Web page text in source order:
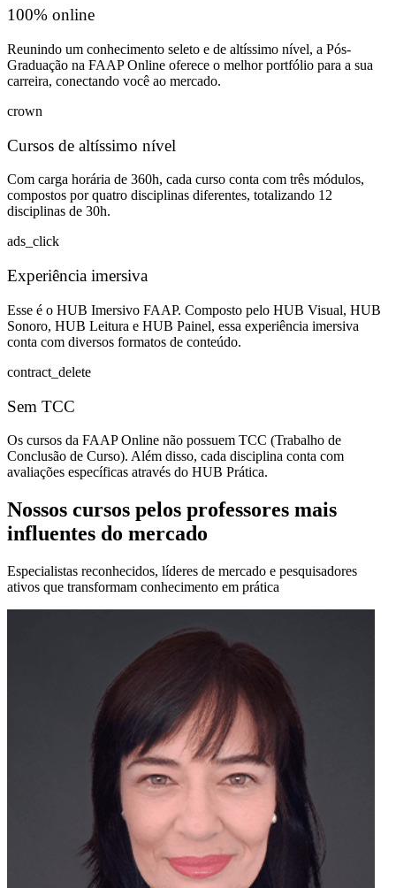
100% online
Reunindo um conhecimento seleto e de altíssimo nível, a Pós-
Graduação na FAAP Online oferece o melhor portfólio para a sua
carreira, conectando você ao mercado.
crown
Cursos de altíssimo nível
Com carga horária de 360h, cada curso conta com três módulos,
compostos por quatro disciplinas diferentes, totalizando 12
disciplinas de 30h.
ads_click
Experiência imersiva
Esse é o HUB Imersivo FAAP. Composto pelo HUB Visual, HUB
Sonoro, HUB Leitura e HUB Painel, essa experiência imersiva
conta com diversos formatos de conteúdo.
contract_delete
Sem TCC
Os cursos da FAAP Online não possuem TCC (Trabalho de
Conclusão de Curso). Além disso, cada disciplina conta com
avaliações específicas através do HUB Prática.
Nossos cursos pelos professores mais
influentes do mercado
Especialistas reconhecidos, líderes de mercado e pesquisadores
ativos que transformam conhecimento em prática